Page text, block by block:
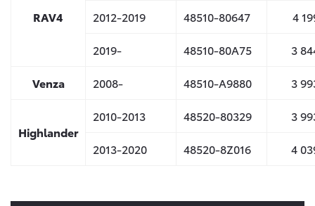
RAV4 2012-2019 48510-80647 4
2019- 48510-80A75 3
Venza 2008- 48510-A9880 3
Highlander
2010-2013 48520-80329 3
2013-2020 48520-8Z016 4